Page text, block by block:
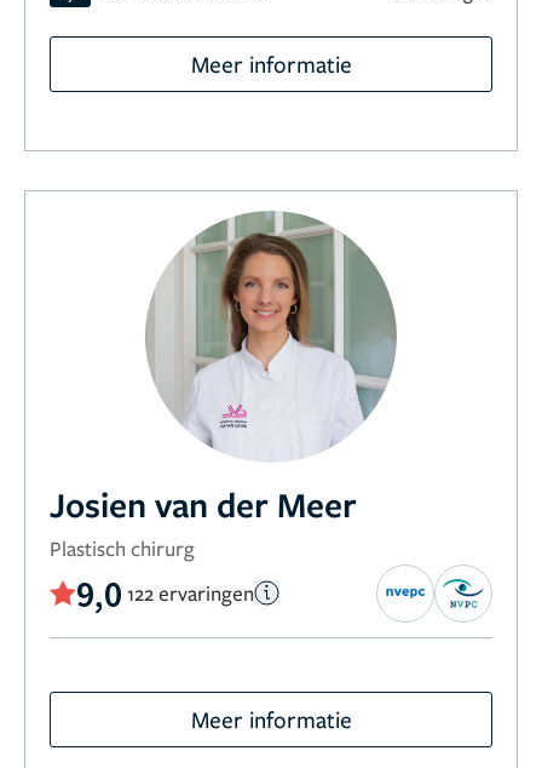
Meer informatie
Josien van der Meer
Plastisch chirurg
9,0 122 ervaringen
Meer informatie